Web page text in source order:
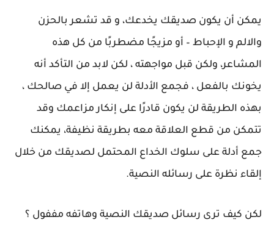
يمكن أن يكون صديقك يخدعك، و قد تشعر بالحزن
والالم و الإحباط – أو مزيجًا مضطربًا من كل هذه
المشاعر، ولكن قبل مواجهته ، لكن لابد من التأكد أنه
يخونك بالفعل ، فجمع الأدلة لن يعمل إلا في صالحك ،
بهذه الطريقة لن يكون قادرًا على إنكار مزاعمك وقد
تتمكن من قطع العلاقة معه بطريقة نظيفة، يمكنك
جمع أدلة على سلوك الخداع المحتمل لصديقك من خلال
إلقاء نظرة على رسائله النصية.
لكن كيف ترى رسائل صديقك النصية وهاتفه مففول ؟